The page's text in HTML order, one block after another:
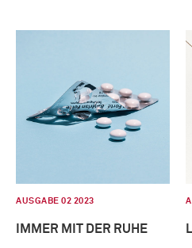
AUSGABE 02 2023
IMMER MIT DER RUHE